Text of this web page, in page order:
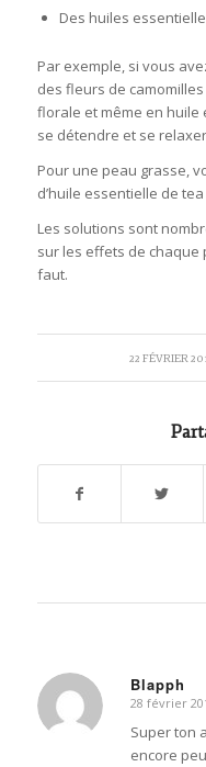
Des huiles
Par exemple, si vous
des fleurs de
florale et même en huile
se détendre et se
Pour une peau grasse,
d’huile essentielle de
Les solutions sont
sur les effets de chaque
faut.
22 FÉVRIER
/
Blapph
dit
:
28 février
Super ton
encore